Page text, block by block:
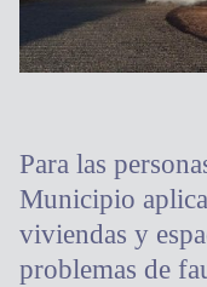
Para las
Municipio
viviendas y
problemas de